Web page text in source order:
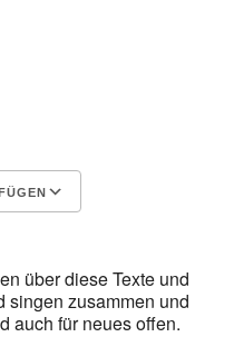
über diese Texte und
singen zusammen und
auch für neues offen.